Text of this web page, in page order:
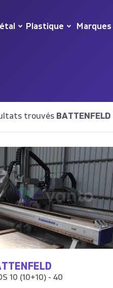
Plastique Marques
trouvés BATTENFELD
10 (10+10) - 40